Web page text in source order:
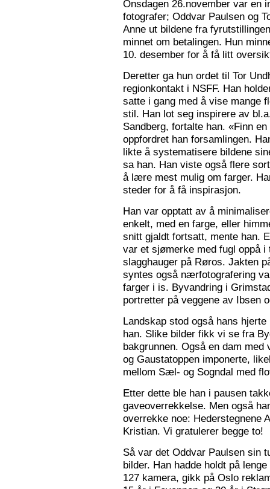
Onsdagen 26.november var en
fotografer; Oddvar Paulsen og
Anne ut bildene fra
minnet om betalingen. Hun
10. desember for å få litt
Deretter ga hun ordet til Tor
regionkontakt i NSFF. Han
satte i gang med å vise mange
stil. Han lot seg inspirere av
Sandberg, fortalte han. «Finn
oppfordret han forsamlingen.
likte å systematisere bildene
sa han. Han viste også flere
å lære mest mulig om farger.
steder for å få inspirasjon.
Han var opptatt av å
enkelt, med en farge, eller
snitt gjaldt fortsatt, mente han.
var et sjømerke med fugl oppå
slagghauger på Røros. Jakten
syntes også nærfotografering
farger i is. Byvandring i
portretter på veggene av Ibsen
Landskap stod også hans
han. Slike bilder fikk vi se fra
bakgrunnen. Også en dam
og Gaustatoppen imponerte,
mellom Sæl- og Sogndal med
Etter dette ble han i pausen
gaveoverrekkelse. Men også
overrekke noe: Hederstegnene
Kristian. Vi gratulerer begge to!
Så var det Oddvar Paulsen sin
bilder. Han hadde holdt på
127 kamera, gikk på Oslo